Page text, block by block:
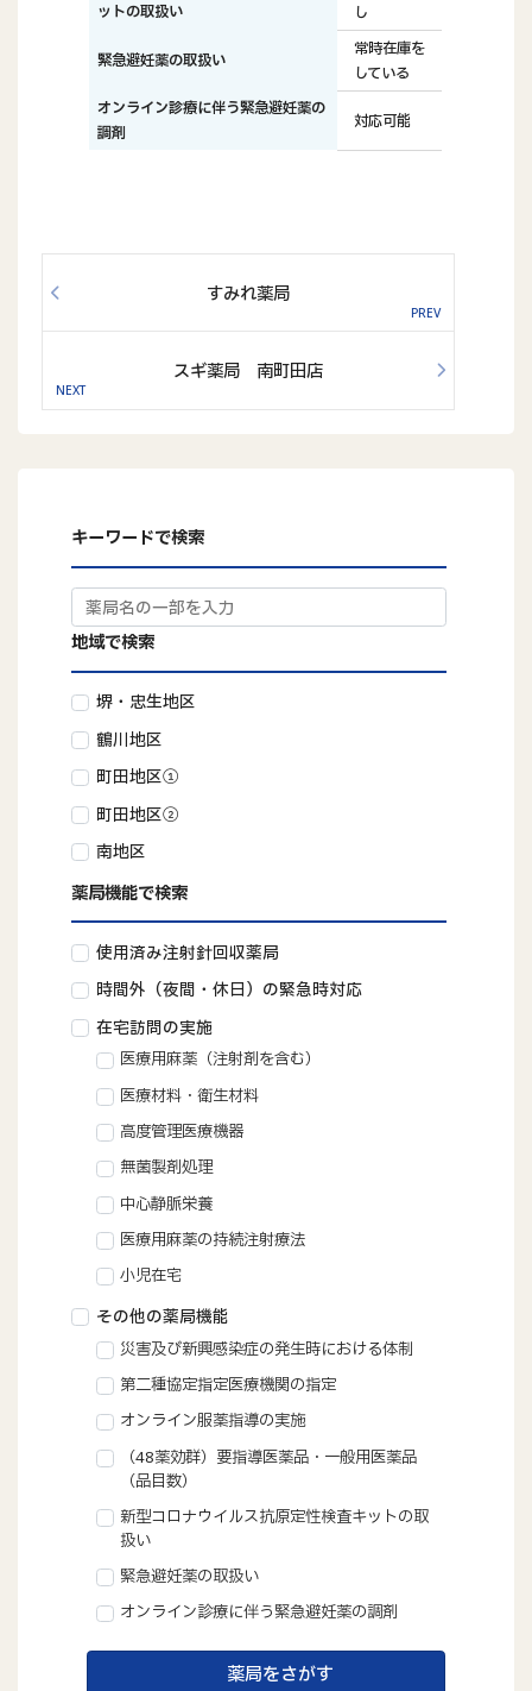
ットの取扱い し
緊急避妊薬の取扱い
常時在庫を
している
オンライン診療に伴う緊急避妊薬の
調剤
対応可能
すみれ薬局
スギ薬局 南町田店
キーワードで検索
地域で検索
堺・忠生地区
鶴川地区
町田地区①
町田地区②
南地区
薬局機能で検索
使用済み注射針回収薬局
時間外（夜間・休日）の緊急時対応
在宅訪問の実施
医療用麻薬（注射剤を含む）
医療材料・衛生材料
高度管理医療機器
無菌製剤処理
中心静脈栄養
医療用麻薬の持続注射療法
小児在宅
その他の薬局機能
災害及び新興感染症の発生時における体制
第二種協定指定医療機関の指定
オンライン服薬指導の実施
（48薬効群）要指導医薬品・一般用医薬品
（品目数）
新型コロナウイルス抗原定性検査キットの取
扱い
緊急避妊薬の取扱い
オンライン診療に伴う緊急避妊薬の調剤
薬局をさがす